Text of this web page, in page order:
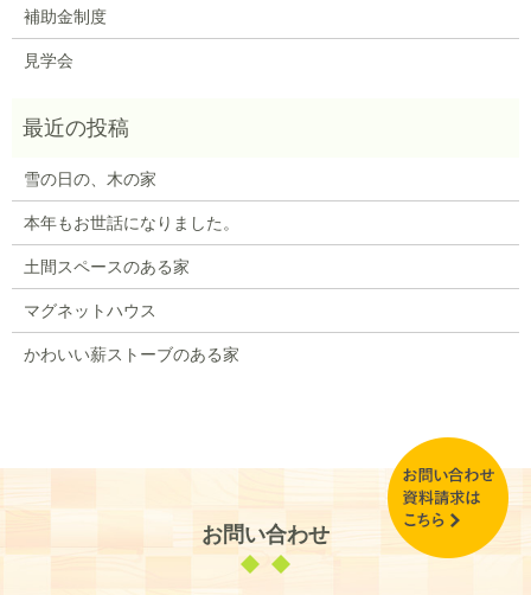
補助金制度
見学会
雪の日の、木の家
本年もお世話になりました。
土間スペースのある家
マグネットハウス
かわいい薪ストーブのある家
お問い合わせ